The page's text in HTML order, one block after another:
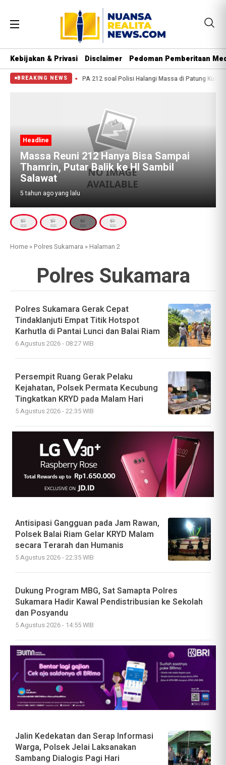
Kebijakan & Privasi Disclaimer Pedoman Pemberitaan
BREAKING NEWS
2 Orang Tewas PA 212 soal Polisi Halangi Massa di Patung Kuda:
Headline
Massa Reuni 212 Hanya Bisa Sampai
Thamrin, Putar Balik ke HI Sambil
Salawat
5 tahun ago yang lalu
Home »Polres Sukamara »Halaman 2
Polres Sukamara
Polres Sukamara Gerak Cepat
Tindaklanjuti Empat Titik Hotspot
Karhutla di Pantai Lunci dan Balai Riam
6 Agustus 2026 - 08:27 WIB
Persempit Ruang Gerak Pelaku
Kejahatan, Polsek Permata Kecubung
Tingkatkan KRYD pada Malam Hari
5 Agustus 2026 - 22:35 WIB
Antisipasi Gangguan pada Jam Rawan,
Polsek Balai Riam Gelar KRYD Malam
secara Terarah dan Humanis
5 Agustus 2026 - 22:35 WIB
Dukung Program MBG, Sat Samapta Polres
Sukamara Hadir Kawal Pendistribusian ke Sekolah
dan Posyandu
5 Agustus 2026 - 14:55 WIB
Jalin Kedekatan dan Serap Informasi
Warga, Polsek Jelai Laksanakan
Sambang Dialogis Pagi Hari